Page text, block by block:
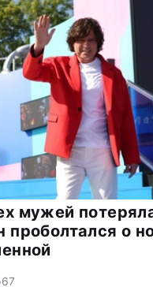
мужей
проболтался о
67